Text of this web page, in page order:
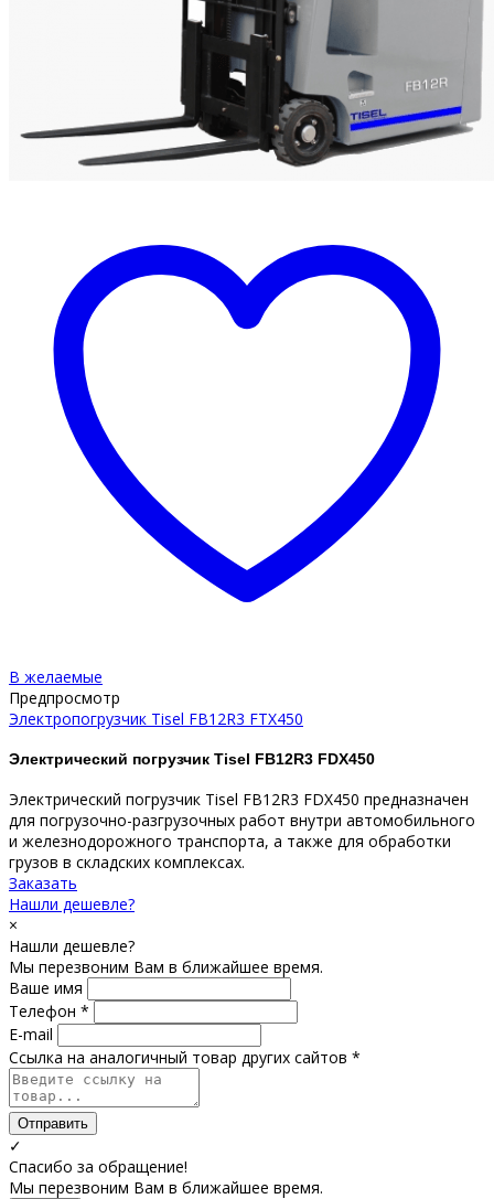
В желаемые
Предпросмотр
Электропогрузчик Tisel FB12R3 FTX450
Электрический погрузчик Tisel FB12R3 FDX450
Электрический погрузчик Tisel FB12R3 FDX450 предназначен
для погрузочно-разгрузочных работ внутри автомобильного
и железнодорожного транспорта, а также для обработки
грузов в складских комплексах.
Заказать
Нашли дешевле?
×
Нашли дешевле?
Мы перезвоним Вам в ближайшее время.
Ваше имя
Телефон *
E-mail
Ссылка на аналогичный товар других сайтов *
Отправить
✓
Спасибо за обращение!
Мы перезвоним Вам в ближайшее время.